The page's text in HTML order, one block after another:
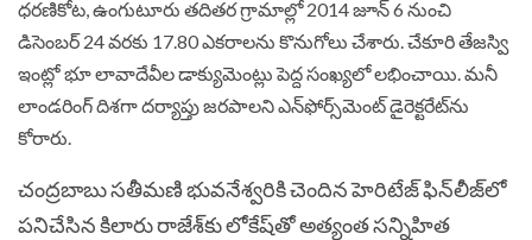
ధరణికోట, ఉంగుటూరు తదితర గ్రామాల్లో 2014 జూన్‌ 6 నుంచి
డిసెంబర్‌ 24 వరకు 17.80 ఎకరాలను కొనుగోలు చేశారు. చేకూరి తేజస్వి
ఇంట్లో భూ లావాదేవీల డాక్యుమెంట్లు పెద్ద సంఖ్యలో లభించాయి. మనీ
లాండరింగ్‌ దిశగా దర్యాప్తు జరపాలని ఎన్‌ఫోర్స్‌మెంట్‌ డైరెక్టరేట్‌ను
కోరారు.
చంద్రబాబు సతీమణి భువనేశ్వరికి చెందిన హెరిటేజ్‌ ఫిన్‌లీజ్‌లో
పనిచేసిన కిలారు రాజేశ్‌కు లోకేష్‌తో అత్యంత సన్నిహిత